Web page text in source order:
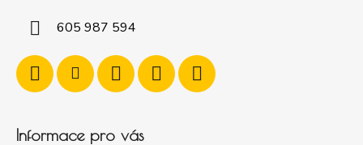
605 987 594
Informace pro vás